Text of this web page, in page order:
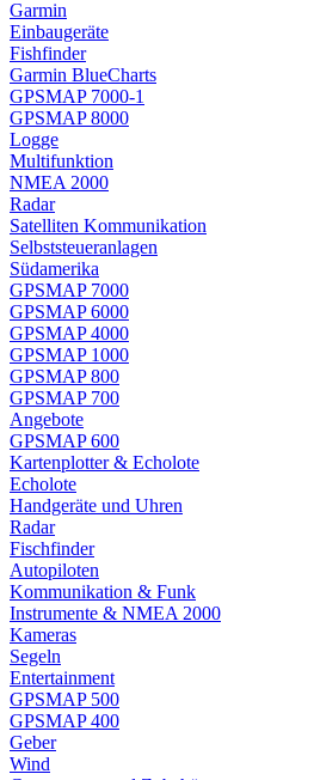
Garmin
Einbaugeräte
Fishfinder
Garmin BlueCharts
GPSMAP 7000-1
GPSMAP 8000
Logge
Multifunktion
NMEA 2000
Radar
Satelliten Kommunikation
Selbststeueranlagen
Südamerika
GPSMAP 7000
GPSMAP 6000
GPSMAP 4000
GPSMAP 1000
GPSMAP 800
GPSMAP 700
Angebote
GPSMAP 600
Kartenplotter & Echolote
Echolote
Handgeräte und Uhren
Radar
Fischfinder
Autopiloten
Kommunikation & Funk
Instrumente & NMEA 2000
Kameras
Segeln
Entertainment
GPSMAP 500
GPSMAP 400
Geber
Wind